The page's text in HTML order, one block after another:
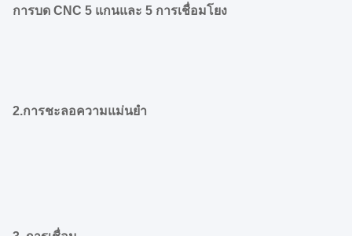
การบด CNC 5 แกนและ 5 การเชื่อมโยง
2.การชะลอความแม่นยํา